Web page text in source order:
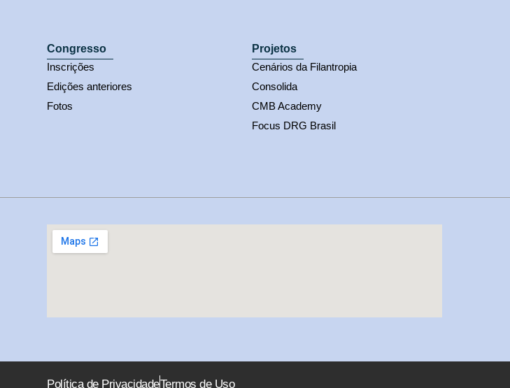
Congresso
Inscrições
Edições anteriores
Fotos
Projetos
Cenários da Filantropia
Consolida
CMB Academy
Focus DRG Brasil
Política de PrivacidadeTermos de Uso